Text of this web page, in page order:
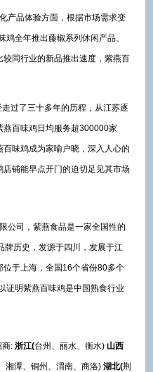
品体验方面，根据市场需求变
全年推出藤椒系列休闲产品、
同行业的新品推出速度，紫燕百
过了三十多年的历程，从江苏逐
百味鸡日均服务超300000家
味鸡成为家喻户晓，深入人心的
铺能早点开门的迫切足见其市场
司，紫燕食品是一家全国性的
牌历史，发源于四川，发展于江
于上海，全国16个省份80多个
证明紫燕百味鸡是中国熟食行业
: 浙江(台州、丽水、衡水) 山西
湘潭、铜州、渭南、商洛) 湖北(荆